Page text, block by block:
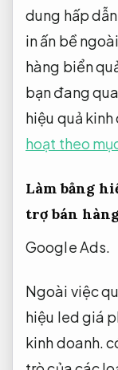
dung hấp
in ấn bề
hàng biển
bạn đang
hiệu quả kinh
hoạt theo
Làm bảng
trợ bán
Google Ads.
Ngoài việc
hiệu led giá
kinh doanh.